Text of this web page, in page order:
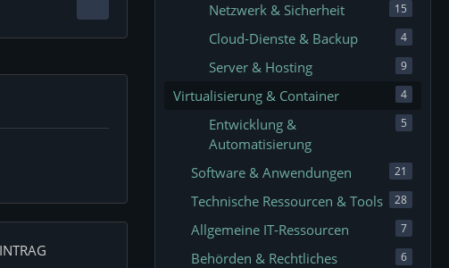
Netzwerk & Sicherheit 15
Cloud-Dienste & Backup 4
Server & Hosting 9
Virtualisierung & Container 4
Entwicklung &
Automatisierung
5
Software & Anwendungen 21
Technische Ressourcen & Tools 28
Allgemeine IT-Ressourcen 7
Behörden & Rechtliches 6